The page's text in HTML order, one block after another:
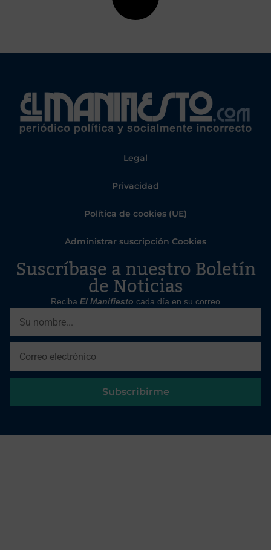
Legal
Privacidad
Política de cookies (UE)
Administrar suscripción Cookies
Suscríbase a nuestro Boletín
de Noticias
Reciba El Manifiesto cada día en su correo
Subscribirme